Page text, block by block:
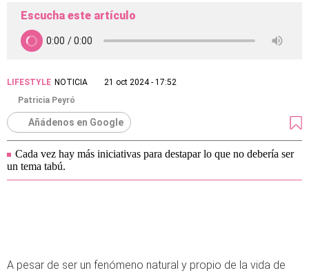
Escucha este artículo
LIFESTYLE NOTICIA
21 oct 2024 - 17:52
Patricia Peyró
Añádenos en Google
Cada vez hay más iniciativas para destapar lo que no debería ser
un tema tabú.
A pesar de ser un fenómeno natural y propio de la vida de